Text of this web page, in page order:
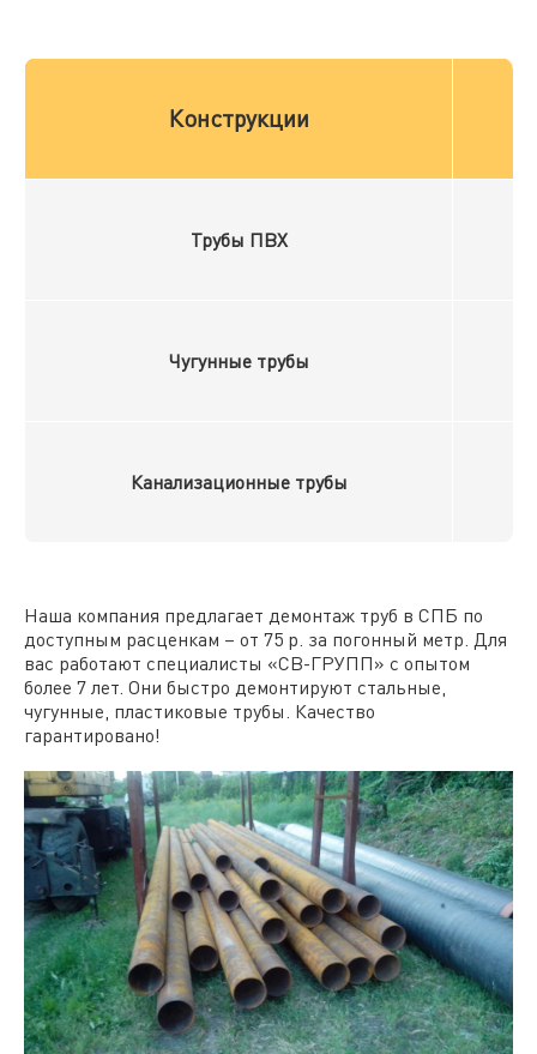
Конструкции
Трубы ПВХ
Чугунные трубы
Канализационные трубы
Наша компания предлагает демонтаж труб в СПБ по
доступным расценкам – от 75 р. за погонный метр. Для
вас работают специалисты «СВ-ГРУПП» с опытом
более 7 лет. Они быстро демонтируют стальные,
чугунные, пластиковые трубы. Качество
гарантировано!